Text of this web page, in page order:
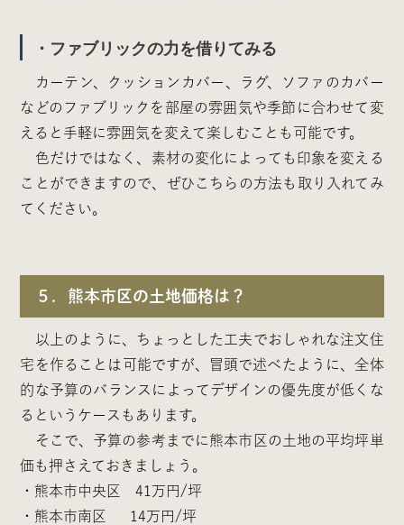
・ファブリックの力を借りてみる
カーテン、クッションカバー、ラグ、ソファのカバー
などのファブリックを部屋の雰囲気や季節に合わせて変
えると手軽に雰囲気を変えて楽しむことも可能です。
色だけではなく、素材の変化によっても印象を変える
ことができますので、ぜひこちらの方法も取り入れてみ
てください。
５．熊本市区の土地価格は？
以上のように、ちょっとした工夫でおしゃれな注文住
宅を作ることは可能ですが、冒頭で述べたように、全体
的な予算のバランスによってデザインの優先度が低くな
るというケースもあります。
そこで、予算の参考までに熊本市区の土地の平均坪単
価も押さえておきましょう。
・熊本市中央区 41万円/坪
・熊本市南区 14万円/坪